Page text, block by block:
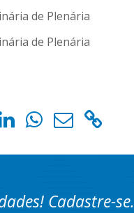
de Plenária
de Plenária
Cadastre-se.